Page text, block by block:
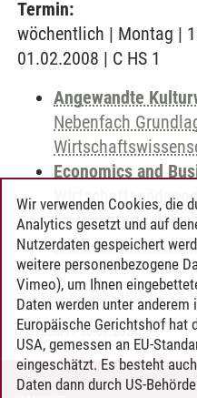
Termin:
wöchentlich | Montag |
01.02.2008 | C HS 1
Angewandte
Nebenfach
Economics and
Fachrichtung
Wirtschaftsrecht/
Timo Leder/30.06.2024
Wir verwenden Cookies, die
Analytics gesetzt und auf
Nutzerdaten gespeichert
weitere personenbezogene
Vimeo), um Ihnen
Daten werden unter
Europäische Gerichtshof hat
USA, gemessen an EU-
eingeschätzt. Es besteht
Daten dann durch US-